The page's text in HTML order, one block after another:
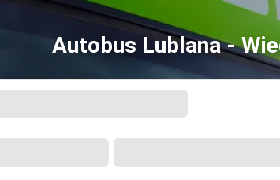
Autobus Lublana -